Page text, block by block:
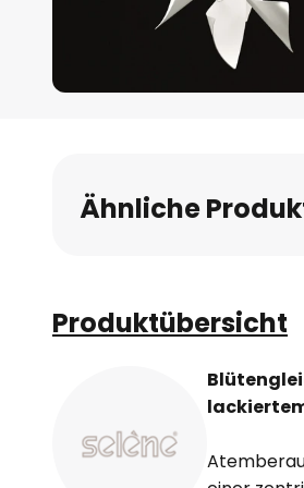
Bildgalerie
springen
Ähnliche
Produktübersicht